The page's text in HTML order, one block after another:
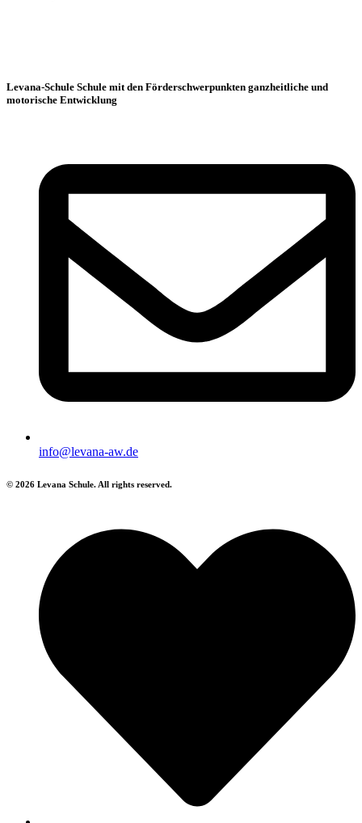
Levana-Schule Schule mit den Förderschwerpunkten ganzheitliche und
motorische Entwicklung
info@levana-aw.de
© 2026 Levana Schule. All rights reserved.